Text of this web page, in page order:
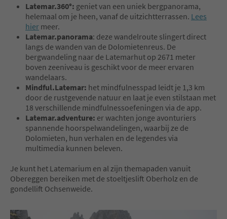
Latemar.360°: geniet van een uniek bergpanorama,
helemaal om je heen, vanaf de uitzichtterrassen. Lees
hier meer.
Latemar.panorama: deze wandelroute slingert direct
langs de wanden van de Dolomietenreus. De
bergwandeling naar de Latemarhut op 2671 meter
boven zeeniveau is geschikt voor de meer ervaren
wandelaars.
Mindful.Latemar: het mindfulnesspad leidt je 1,3 km
door de rustgevende natuur en laat je even stilstaan met
18 verschillende mindfulnessoefeningen via de app.
Latemar.adventure: er wachten jonge avonturiers
spannende hoorspelwandelingen, waarbij ze de
Dolomieten, hun verhalen en de legendes via
multimedia kunnen beleven.
Je kunt het Latemarium en al zijn themapaden vanuit
Obereggen bereiken met de stoeltjeslift Oberholz en de
gondellift Ochsenweide.